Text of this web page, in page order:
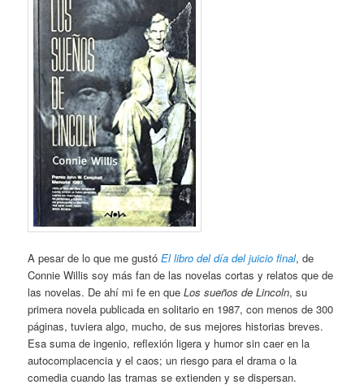
A pesar de lo que me gustóEl libro del día del juicio final, de
Connie Willis soy más fan de las novelas cortas y relatos que de
las novelas. De ahí mi fe en queLos sueños de Lincoln, su
primera novela publicada en solitario en 1987, con menos de 300
páginas, tuviera algo, mucho, de sus mejores historias breves.
Esa suma de ingenio, reflexión ligera y humor sin caer en la
autocomplacencia y el caos; un riesgo para el drama o la
comedia cuando las tramas se extienden y se dispersan.